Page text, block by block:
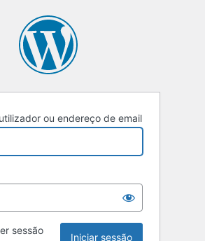
ou endereço de email
sessão